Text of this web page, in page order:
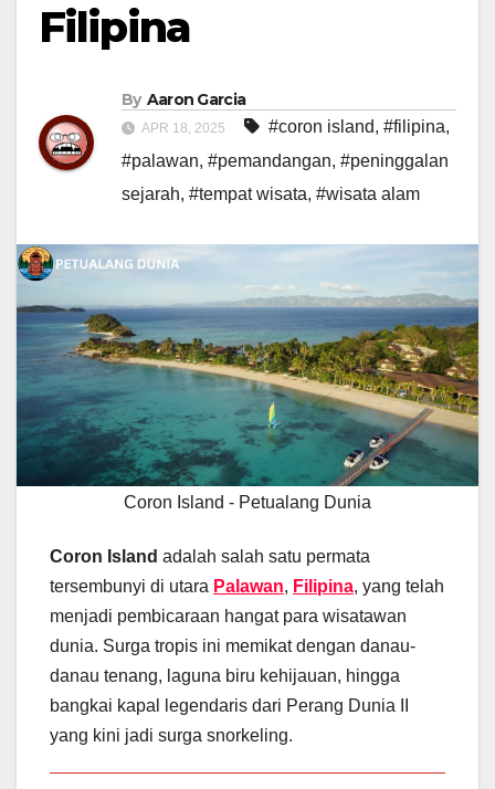
Filipina
By Aaron Garcia
APR 18, 2025 #coron island, #filipina,
#palawan, #pemandangan, #peninggalan
sejarah, #tempat wisata, #wisata alam
Coron Island - Petualang Dunia
Coron Island adalah salah satu permata
tersembunyi di utara Palawan, Filipina, yang telah
menjadi pembicaraan hangat para wisatawan
dunia. Surga tropis ini memikat dengan danau-
danau tenang, laguna biru kehijauan, hingga
bangkai kapal legendaris dari Perang Dunia II
yang kini jadi surga snorkeling.